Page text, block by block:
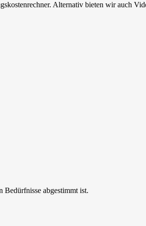
Alternativ bieten wir auch
Bedürfnisse abgestimmt ist.